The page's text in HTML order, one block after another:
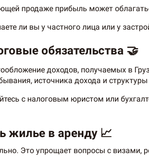
продаже прибыль может
ли вы у частного лица или у
обязательства 🤝
доходов, получаемых в
источника дохода и
с налоговым юристом или
жилье в аренду 📈
Это упрощает вопросы с визами,